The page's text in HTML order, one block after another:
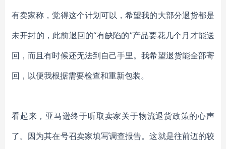
有卖家称，觉得这个计划可以，希望我的大部分退货都是
未开封的，此前退回的“有缺陷的”产品要花几个月才能送
回，而且有时候还无法到自己手里。我希望退货能全部寄
回，以便我根据需要检查和重新包装。
看起来，亚马逊终于听取卖家关于物流退货政策的心声
了。因为其在号召卖家填写调查报告。这就是往前迈的较